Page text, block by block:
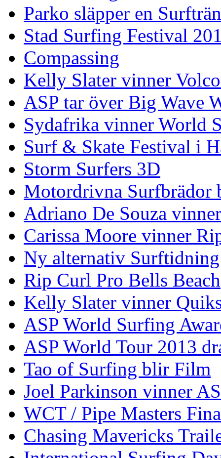
Parko släpper en
Stad Surfing Festival
Compassing
Kelly Slater vinner
ASP tar över Big Wave
Sydafrika vinner World
Surf & Skate Festival i
Storm Surfers 3D
Motordrivna Surfbrädor
Adriano De Souza
Carissa Moore vinner
Ny alternativ Surftidning
Rip Curl Pro Bells Beach
Kelly Slater vinner
ASP World Surfing
ASP World Tour 2013
Tao of Surfing blir Film
Joel Parkinson vinner
WCT / Pipe Masters
Chasing Mavericks